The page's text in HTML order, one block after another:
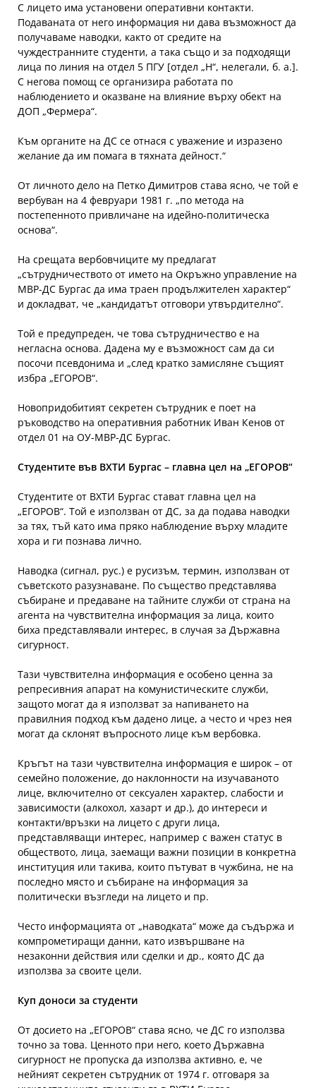
С лицето има установени оперативни контакти.
Подаваната от него информация ни дава възможност да
получаваме наводки, както от средите на
чуждестранните студенти, а така също и за подходящи
лица по линия на отдел 5 ПГУ [отдел „Н“, нелегали, б. а.].
С негова помощ се организира работата по
наблюдението и оказване на влияние върху обект на
ДОП „Фермера“.
Към органите на ДС се отнася с уважение и изразено
желание да им помага в тяхната дейност.“
От личното дело на Петко Димитров става ясно, че той е
вербуван на 4 февруари 1981 г. „по метода на
постепенното привличане на идейно-политическа
основа“.
На срещата вербовчиците му предлагат
„сътрудничеството от името на Окръжно управление на
МВР-ДС Бургас да има траен продължителен характер“
и докладват, че „кандидатът отговори утвърдително“.
Той е предупреден, че това сътрудничество е на
негласна основа. Дадена му е възможност сам да си
посочи псевдонима и „след кратко замисляне същият
избра „ЕГОРОВ“.
Новопридобитият секретен сътрудник е поет на
ръководство на оперативния работник Иван Кенов от
отдел 01 на ОУ-МВР-ДС Бургас.
Студентите във ВХТИ Бургас – главна цел на „ЕГОРОВ“
Студентите от ВХТИ Бургас стават главна цел на
„ЕГОРОВ“. Той е използван от ДС, за да подава наводки
за тях, тъй като има пряко наблюдение върху младите
хора и ги познава лично.
Наводка (сигнал, рус.) е русизъм, термин, използван от
съветското разузнаване. По същество представлява
събиране и предаване на тайните служби от страна на
агента на чувствителна информация за лица, които
биха представлявали интерес, в случая за Държавна
сигурност.
Тази чувствителна информация е особено ценна за
репресивния апарат на комунистическите служби,
защото могат да я използват за напиването на
правилния подход към дадено лице, а често и чрез нея
могат да склонят въпросното лице към вербовка.
Кръгът на тази чувствителна информация е широк – от
семейно положение, до наклонности на изучаваното
лице, включително от сексуален характер, слабости и
зависимости (алкохол, хазарт и др.), до интереси и
контакти/връзки на лицето с други лица,
представляващи интерес, например с важен статус в
обществото, лица, заемащи важни позиции в конкретна
институция или такива, които пътуват в чужбина, не на
последно място и събиране на информация за
политически възгледи на лицето и пр.
Често информацията от „наводката“ може да съдържа и
компрометиращи данни, като извършване на
незаконни действия или сделки и др., която ДС да
използва за своите цели.
Куп доноси за студенти
От досието на „ЕГОРОВ“ става ясно, че ДС го използва
точно за това. Ценното при него, което Държавна
сигурност не пропуска да използва активно, е, че
нейният секретен сътрудник от 1974 г. отговаря за